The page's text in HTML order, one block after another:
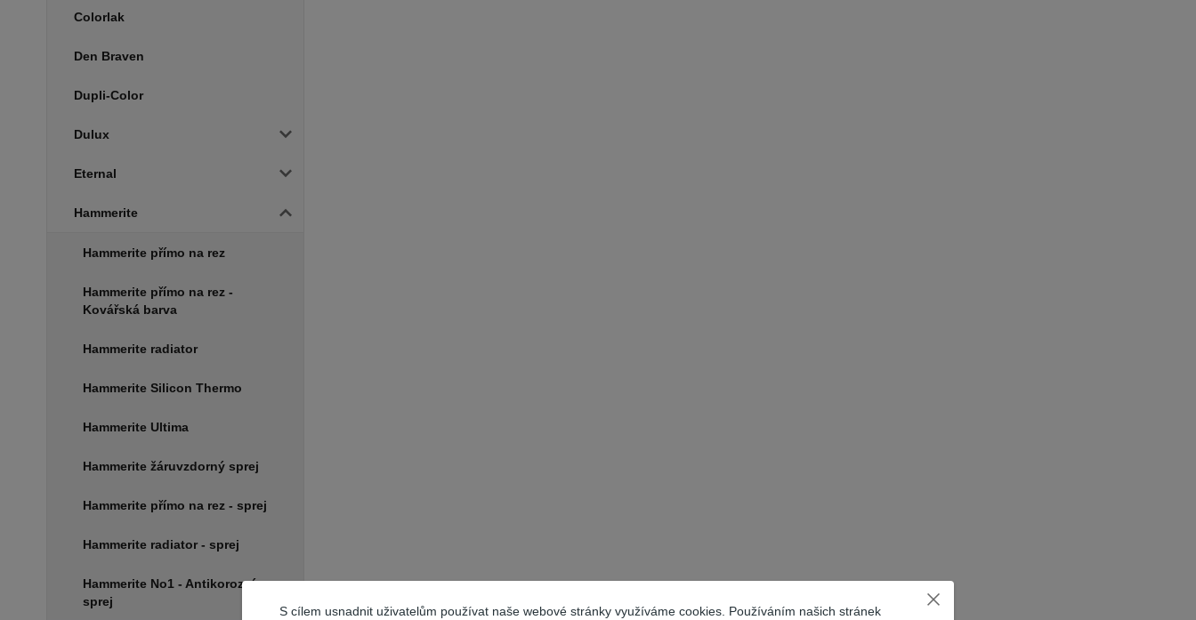
Colorlak
Den Braven
Dupli-Color
Dulux
Eternal
Hammerite
Hammerite přímo na rez
Hammerite přímo na rez -
Kovářská barva
Hammerite radiator
Hammerite Silicon Thermo
Hammerite Ultima
Hammerite žáruvzdorný sprej
Hammerite přímo na rez - sprej
Hammerite radiator - sprej
Hammerite No1 - Antikorozní
sprej
S cílem usnadnit uživatelům používat naše webové stránky využíváme cookies. Používáním našich stránek